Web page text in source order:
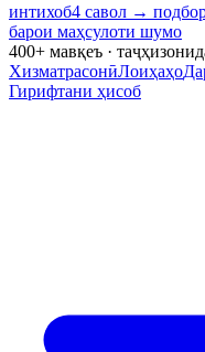
интихоб4 савол →
барои маҳсулоти шумо
400+ мавқеъ ·
ХизматрасонӣЛоиҳаҳо
Гирифтани ҳисоб